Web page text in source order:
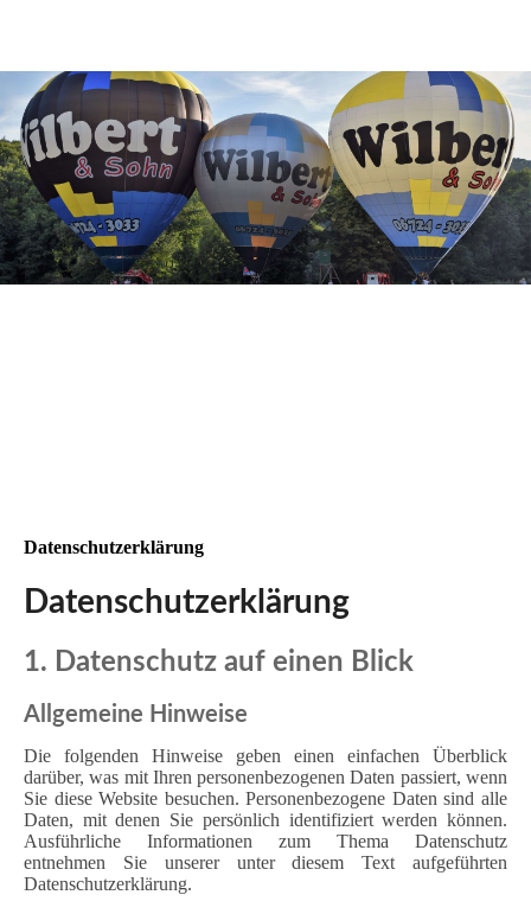
Datenschutzerklärung
Datenschutz­erklärung
1. Datenschutz auf einen Blick
Allgemeine Hinweise
Die folgenden Hinweise geben einen einfachen Überblick
darüber, was mit Ihren personenbezogenen Daten passiert, wenn
Sie diese Website besuchen. Personenbezogene Daten sind alle
Daten, mit denen Sie persönlich identifiziert werden können.
Ausführliche Informationen zum Thema Datenschutz
entnehmen Sie unserer unter diesem Text aufgeführten
Datenschutzerklärung.